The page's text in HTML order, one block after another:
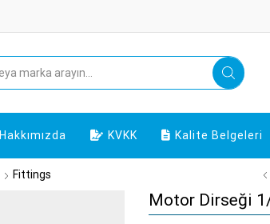
Arama
Hakkımızda KVKK Kalite Belgeleri
Fittings
Motor Dirseği